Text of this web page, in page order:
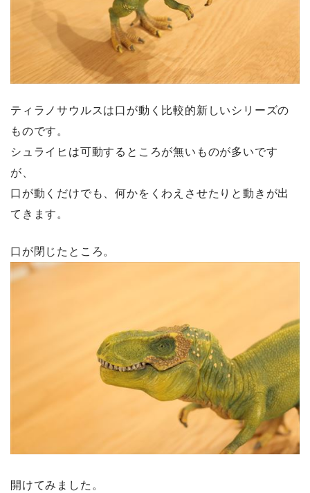
ティラノサウルスは口が動く比較的新しいシリーズの
ものです。
シュライヒは可動するところが無いものが多いです
が、
口が動くだけでも、何かをくわえさせたりと動きが出
てきます。
口が閉じたところ。
開けてみました。